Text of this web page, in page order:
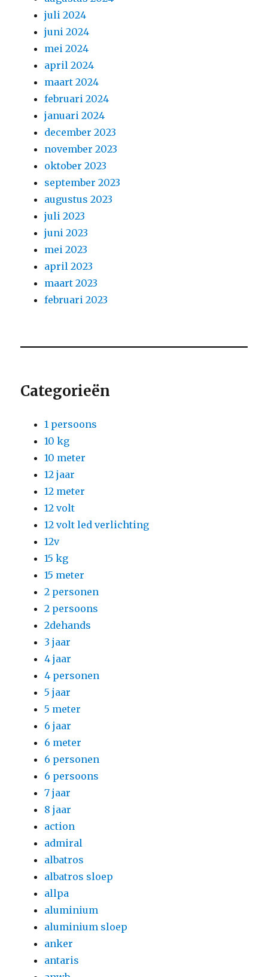
juli 2024
juni 2024
mei 2024
april 2024
maart 2024
februari 2024
januari 2024
december 2023
november 2023
oktober 2023
september 2023
augustus 2023
juli 2023
juni 2023
mei 2023
april 2023
maart 2023
februari 2023
Categorieën
1 persoons
10 kg
10 meter
12 jaar
12 meter
12 volt
12 volt led verlichting
12v
15 kg
15 meter
2 personen
2 persoons
2dehands
3 jaar
4 jaar
4 personen
5 jaar
5 meter
6 jaar
6 meter
6 personen
6 persoons
7 jaar
8 jaar
action
admiral
albatros
albatros sloep
allpa
aluminium
aluminium sloep
anker
antaris